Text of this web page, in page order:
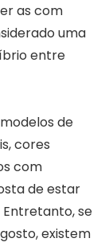
as com
uma
entre
de
cores
com
de estar
se
existem